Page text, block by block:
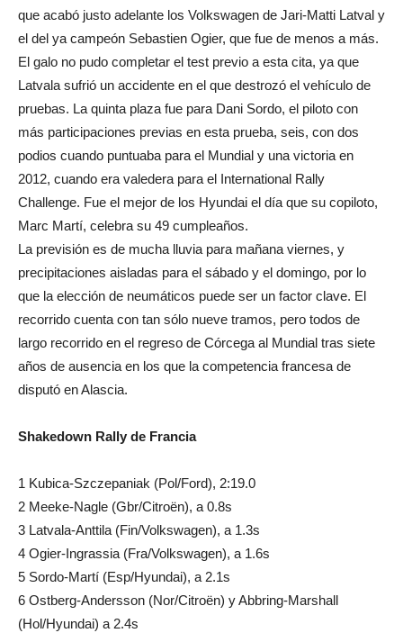
que acabó justo adelante los Volkswagen de Jari-Matti Latval y
el del ya campeón Sebastien Ogier, que fue de menos a más.
El galo no pudo completar el test previo a esta cita, ya que
Latvala sufrió un accidente en el que destrozó el vehículo de
pruebas. La quinta plaza fue para Dani Sordo, el piloto con
más participaciones previas en esta prueba, seis, con dos
podios cuando puntuaba para el Mundial y una victoria en
2012, cuando era valedera para el International Rally
Challenge. Fue el mejor de los Hyundai el día que su copiloto,
Marc Martí, celebra su 49 cumpleaños.
La previsión es de mucha lluvia para mañana viernes, y
precipitaciones aisladas para el sábado y el domingo, por lo
que la elección de neumáticos puede ser un factor clave. El
recorrido cuenta con tan sólo nueve tramos, pero todos de
largo recorrido en el regreso de Córcega al Mundial tras siete
años de ausencia en los que la competencia francesa de
disputó en Alascia.
Shakedown Rally de Francia
1 Kubica-Szczepaniak (Pol/Ford), 2:19.0
2 Meeke-Nagle (Gbr/Citroën), a 0.8s
3 Latvala-Anttila (Fin/Volkswagen), a 1.3s
4 Ogier-Ingrassia (Fra/Volkswagen), a 1.6s
5 Sordo-Martí (Esp/Hyundai), a 2.1s
6 Ostberg-Andersson (Nor/Citroën) y Abbring-Marshall
(Hol/Hyundai) a 2.4s